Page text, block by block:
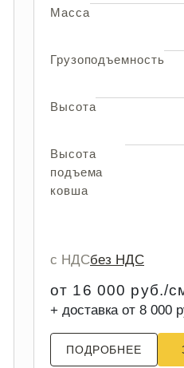
Масса
Грузоподъемность
Высота
Высота
подъема
ковша
с НДСбез НДС
от 16 000 руб./
+ доставка от 8 000
ПОДРОБНЕЕ